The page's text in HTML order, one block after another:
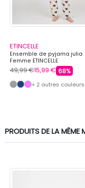
ETINCELLE
Ensemble de pyjama julia
Femme ETINCELLE
49,99 €15,99 € 68%
+ 2 autres couleurs
PRODUITS DE LA MÊME